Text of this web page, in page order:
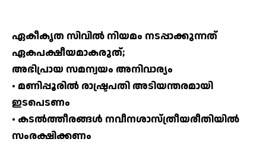
ഏകീകൃത സിവില്‍ നിയമം നടപ്പാക്കുന്നത്
ഏകപക്ഷീയമാകരുത്;
അഭിപ്രായ സമന്വയം അനിവാര്യം
• മണിപ്പൂരില്‍ രാഷ്ട്രപതി അടിയന്തരമായി
ഇടപെടണം
• കടല്‍ത്തീരങ്ങള്‍ നവീനശാസ്ത്രീയരീതിയില്‍
സംരക്ഷിക്കണം